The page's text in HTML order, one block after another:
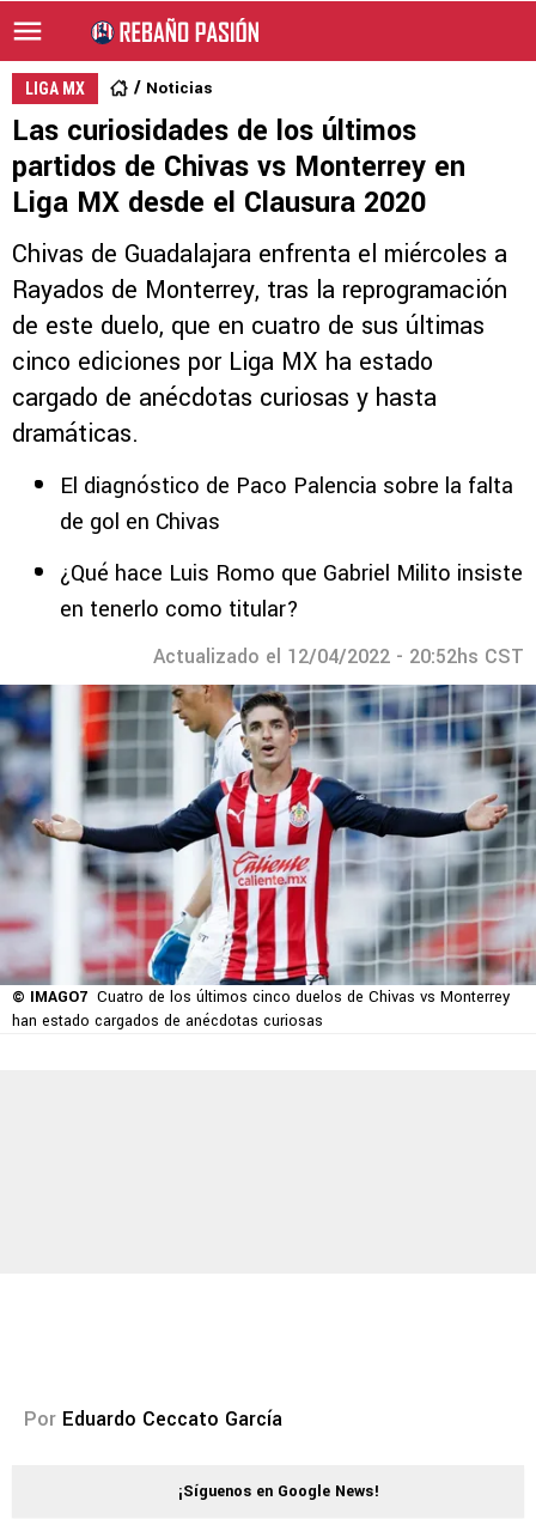
LIGA MX Noticias
Las curiosidades de los últimos
partidos de Chivas vs Monterrey en
Liga MX desde el Clausura 2020
Chivas de Guadalajara enfrenta el miércoles a
Rayados de Monterrey, tras la reprogramación
de este duelo, que en cuatro de sus últimas
cinco ediciones por Liga MX ha estado
cargado de anécdotas curiosas y hasta
dramáticas.
El diagnóstico de Paco Palencia sobre la falta
de gol en Chivas
¿Qué hace Luis Romo que Gabriel Milito insiste
en tenerlo como titular?
Actualizado el 12/04/2022 - 20:52hs CST
© IMAGO7 Cuatro de los últimos cinco duelos de Chivas vs Monterrey
han estado cargados de anécdotas curiosas
Por Eduardo Ceccato García
¡Síguenos en Google News!